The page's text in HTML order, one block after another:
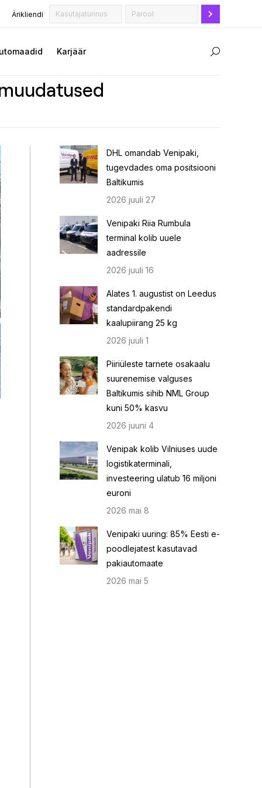
Ärikliendi
Karjäär Search:
DHL omandab Venipaki,
tugevdades oma positsiooni
Baltikumis
2026 juuli 27
Venipaki Riia Rumbula
terminal kolib uuele
aadressile
2026 juuli 16
Alates 1. augustist on Leedus
standardpakendi
kaalupiirang 25 kg
2026 juuli 1
Piiriüleste tarnete osakaalu
suurenemise valguses
Baltikumis sihib NML Group
kuni 50% kasvu
2026 juuni 4
Venipak kolib Vilniuses uude
logistikaterminali,
investeering ulatub 16 miljoni
euroni
2026 mai 8
Venipaki uuring: 85% Eesti e-
poodlejatest kasutavad
pakiautomaate
2026 mai 5